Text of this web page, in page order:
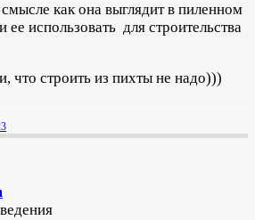
как она выглядит в пиленном
использовать для строительства
что строить из пихты не надо)))